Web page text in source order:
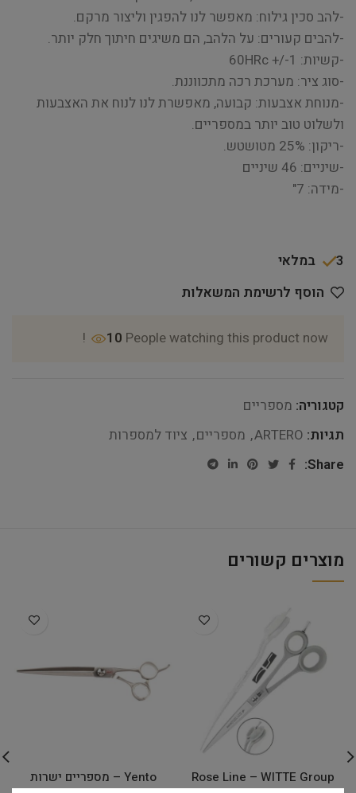
-להב סכין גילוח: מאפשר לנו להפגין וליצור מרקם.
-להבים קעורים: על הלהב, הם משיגים חיתוך חלק יותר.
-קשיות: 60HRc +/-1
-סוג ציר: מערכת רכה מתכווננת.
-מנוחת אצבעות: קבועה, מאפשרת לנו לנוח את האצבעות
ולשלוט טוב יותר במספריים.
-ריקון: 25% מטושטש.
-שיניים: 46 שיניים
-מידה: 7"
3 במלאי
הוסף לרשימת המשאלות
10 People watching this product now!
קטגוריה: מספריים
תגיות: ARTERO
, מספריים, ציוד למספרות
Share:
מוצרים קשורים
Rose Line – WITTE Group
Yento – מספריים ישרות